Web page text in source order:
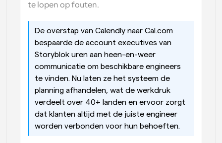
te lopen op fouten.
De overstap van Calendly naar Cal.com
bespaarde de account executives van
Storyblok uren aan heen-en-weer
communicatie om beschikbare engineers
te vinden. Nu laten ze het systeem de
planning afhandelen, wat de werkdruk
verdeelt over 40+ landen en ervoor zorgt
dat klanten altijd met de juiste engineer
worden verbonden voor hun behoeften.